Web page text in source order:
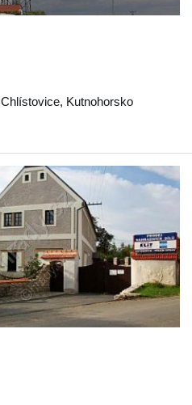
Chlístovice, Kutnohorsko